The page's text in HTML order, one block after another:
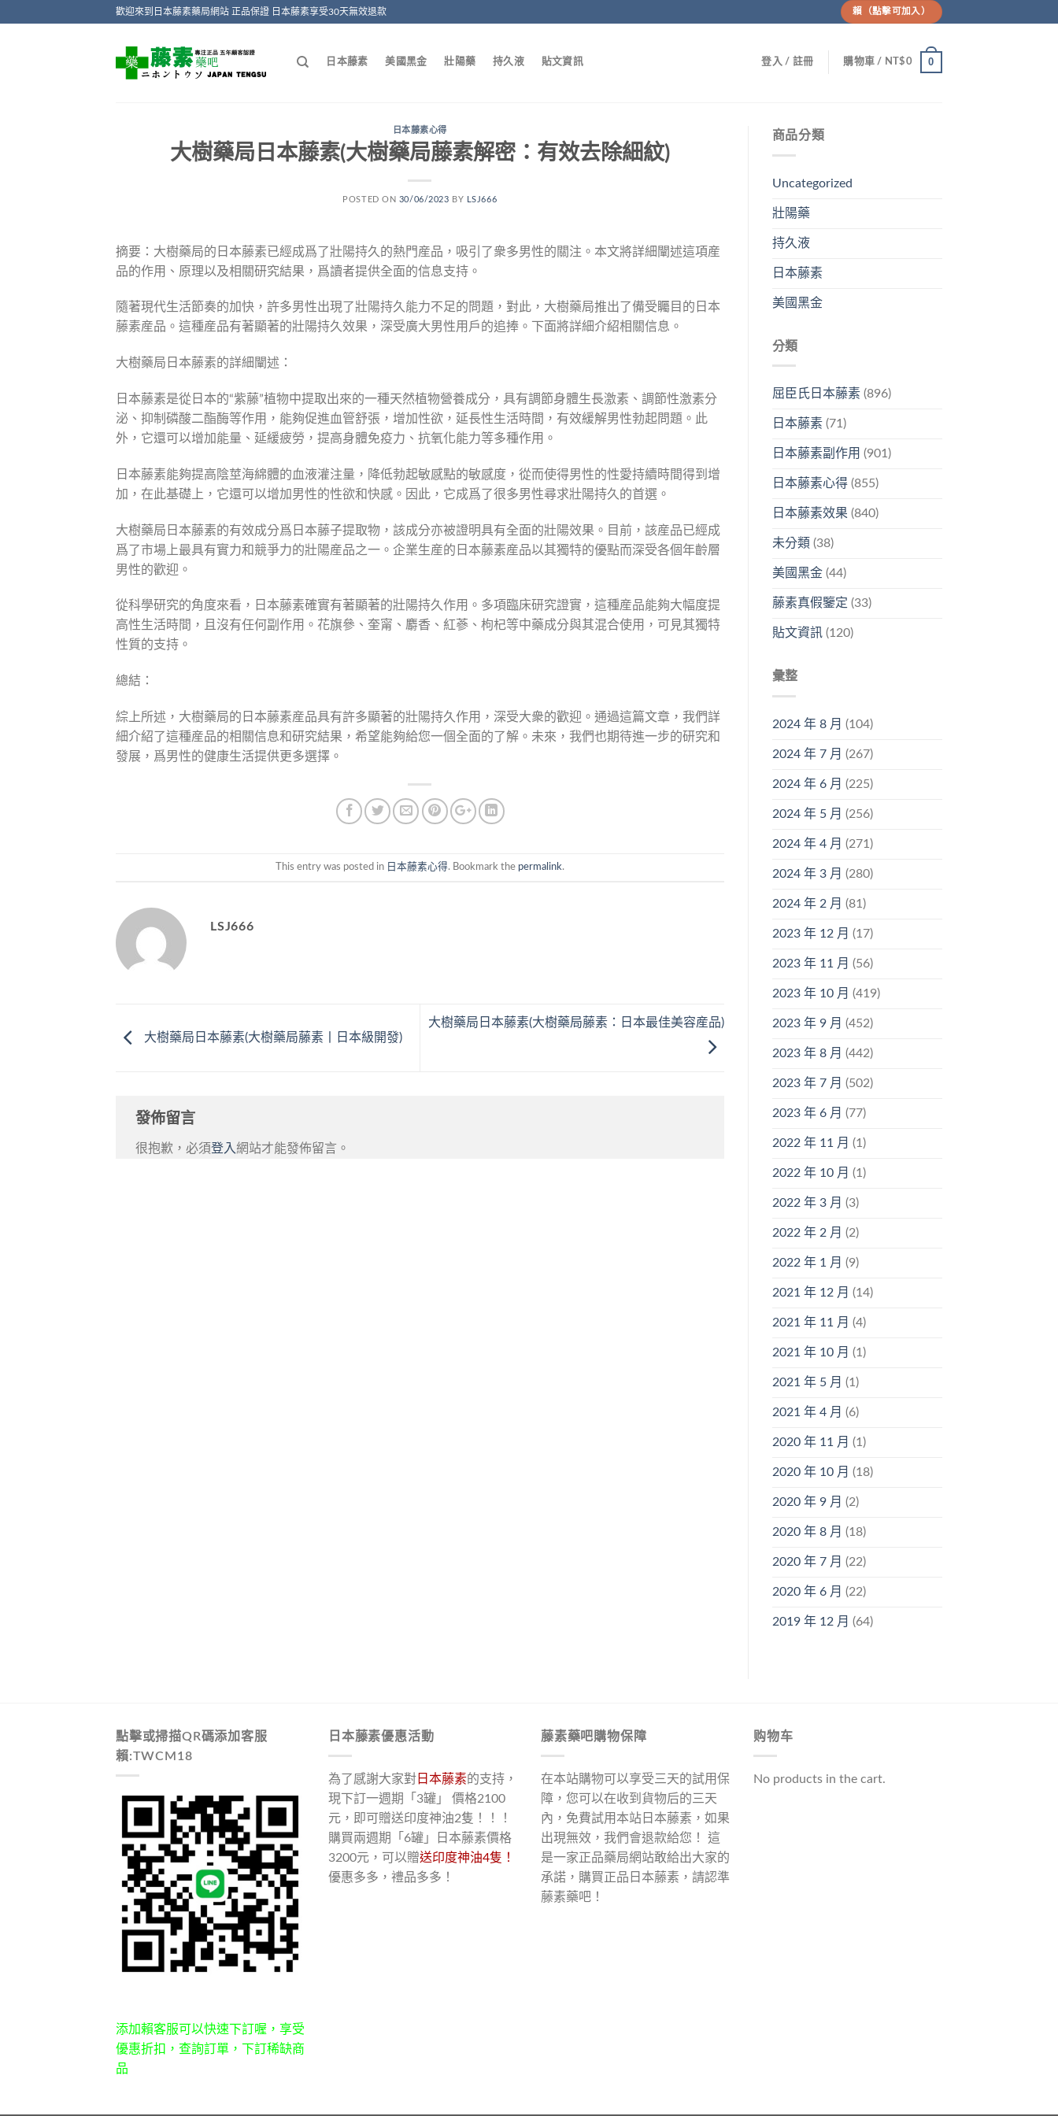
歡迎來到日本藤素藥局網站 正品保證 日本藤素享受30天無效退款 賴（點擊可加入）
日本藤素 美國黑金 壯陽藥 持久液 貼文資訊 登入 / 註冊 購物車 / NT$0 0
日本藤素心得
大樹藥局日本藤素(大樹藥局藤素解密：有效去除細紋)
POSTED ON 30/06/2023 BY LSJ666
摘要：大樹藥局的日本藤素已經成爲了壯陽持久的熱門産品，吸引了衆多男性的關注。本文將詳細闡述這項産
品的作用、原理以及相關研究結果，爲讀者提供全面的信息支持。
隨著現代生活節奏的加快，許多男性出現了壯陽持久能力不足的問題，對此，大樹藥局推出了備受矚目的日本
藤素産品。這種産品有著顯著的壯陽持久效果，深受廣大男性用戶的追捧。下面將詳細介紹相關信息。
大樹藥局日本藤素的詳細闡述：
日本藤素是從日本的“紫藤”植物中提取出來的一種天然植物營養成分，具有調節身體生長激素、調節性激素分
泌、抑制磷酸二酯酶等作用，能夠促進血管舒張，增加性欲，延長性生活時間，有效緩解男性勃起問題。此
外，它還可以增加能量、延緩疲勞，提高身體免疫力、抗氧化能力等多種作用。
日本藤素能夠提高陰莖海綿體的血液灌注量，降低勃起敏感點的敏感度，從而使得男性的性愛持續時間得到增
加，在此基礎上，它還可以增加男性的性欲和快感。因此，它成爲了很多男性尋求壯陽持久的首選。
大樹藥局日本藤素的有效成分爲日本藤子提取物，該成分亦被證明具有全面的壯陽效果。目前，該産品已經成
爲了市場上最具有實力和競爭力的壯陽産品之一。企業生産的日本藤素産品以其獨特的優點而深受各個年齡層
男性的歡迎。
從科學研究的角度來看，日本藤素確實有著顯著的壯陽持久作用。多項臨床研究證實，這種産品能夠大幅度提
高性生活時間，且沒有任何副作用。花旗參、奎甯、麝香、紅蔘、枸杞等中藥成分與其混合使用，可見其獨特
性質的支持。
總結：
綜上所述，大樹藥局的日本藤素産品具有許多顯著的壯陽持久作用，深受大衆的歡迎。通過這篇文章，我們詳
細介紹了這種産品的相關信息和研究結果，希望能夠給您一個全面的了解。未來，我們也期待進一步的研究和
發展，爲男性的健康生活提供更多選擇。
This entry was posted in 日本藤素心得. Bookmark the permalink.
LSJ666
大樹藥局日本藤素(大樹藥局藤素丨日本級開發)
大樹藥局日本藤素(大樹藥局藤素：日本最佳美容産品)
發佈留言
很抱歉，必須登入網站才能發佈留言。
商品分類
Uncategorized
壯陽藥
持久液
日本藤素
美國黑金
分類
屈臣氏日本藤素(896)
日本藤素(71)
日本藤素副作用 (901)
日本藤素心得(855)
日本藤素效果 (840)
未分類 (38)
美國黑金(44)
藤素真假鑒定 (33)
貼文資訊(120)
彙整
2024 年 8 月 (104)
2024 年 7 月 (267)
2024 年 6 月 (225)
2024 年 5 月 (256)
2024 年 4 月 (271)
2024 年 3 月 (280)
2024 年 2 月 (81)
2023 年 12 月 (17)
2023 年 11 月 (56)
2023 年 10 月 (419)
2023 年 9 月 (452)
2023 年 8 月 (442)
2023 年 7 月 (502)
2023 年 6 月 (77)
2022 年 11 月 (1)
2022 年 10 月 (1)
2022 年 3 月 (3)
2022 年 2 月 (2)
2022 年 1 月 (9)
2021 年 12 月 (14)
2021 年 11 月 (4)
2021 年 10 月 (1)
2021 年 5 月 (1)
2021 年 4 月 (6)
2020 年 11 月 (1)
2020 年 10 月 (18)
2020 年 9 月 (2)
2020 年 8 月 (18)
2020 年 7 月 (22)
2020 年 6 月 (22)
2019 年 12 月 (64)
點擊或掃描QR碼添加客服
賴:TWCM18
添加賴客服可以快速下訂喔，享受
優惠折扣，查詢訂單，下訂稀缺商
品
日本藤素優惠活動
為了感謝大家對 日本藤素的支持，
現下訂一週期「3罐」 價格2100
元，即可贈送印度神油2隻！！！
購買兩週期「6罐」日本藤素價格
3200元，可以贈送印度神油4隻！
優惠多多，禮品多多！
藤素藥吧購物保障
在本站購物可以享受三天的試用保
障，您可以在收到貨物后的三天
內，免費試用本站日本藤素，如果
出現無效，我們會退款給您！ 這
是一家正品藥局網站敢給出大家的
承諾，購買正品日本藤素，請認準
藤素藥吧！
购物车
No products in the cart.